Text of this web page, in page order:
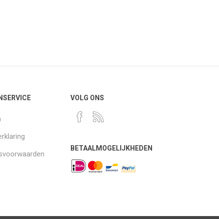
VOLG ONS
BETAALMOGELIJKHEDEN